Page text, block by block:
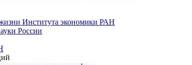
Института экономики РАН
России